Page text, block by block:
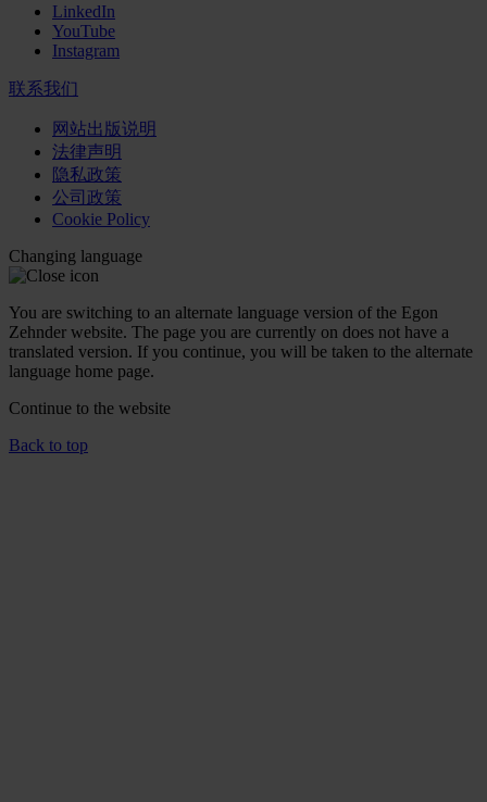
LinkedIn
YouTube
Instagram
联系我们
网站出版说明
法律声明
隐私政策
公司政策
Cookie Policy
Changing language
You are switching to an alternate language version of the Egon
Zehnder website. The page you are currently on does not have a
translated version. If you continue, you will be taken to the alternate
language home page.
Continue to the website
Back to top